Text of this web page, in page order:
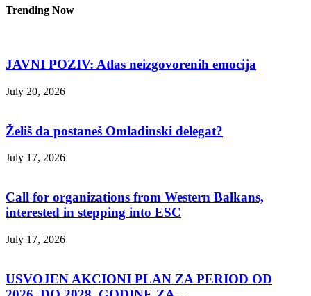
Trending Now
JAVNI POZIV: Atlas neizgovorenih emocija
July 20, 2026
Želiš da postaneš Omladinski delegat?
July 17, 2026
Call for organizations from Western Balkans,
interested in stepping into ESC
July 17, 2026
USVOJEN AKCIONI PLAN ZA PERIOD OD